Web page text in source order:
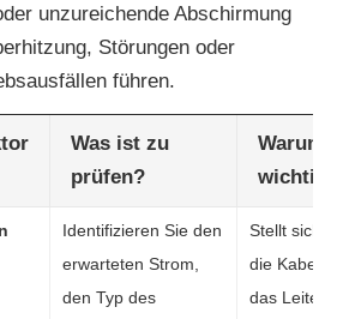
unzureichende Abschirmung
Störungen oder
führen.
Was ist zu
prüfen?
Warum
wichtig
Identifizieren Sie den
erwarteten Strom,
den Typ des
Stellt
die
das